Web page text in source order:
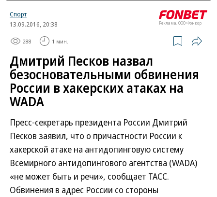
Реклама, ООО Фонкор
Спорт
13.09.2016, 20:38
288 1 мин.
Дмитрий Песков назвал
безосновательными обвинения
России в хакерских атаках на
WADA
Пресс-секретарь президента России Дмитрий
Песков заявил, что о причастности России к
хакерской атаке на антидопинговую систему
Всемирного антидопингового агентства (WADA)
«не может быть и речи», сообщает ТАСС.
Обвинения в адрес России со стороны